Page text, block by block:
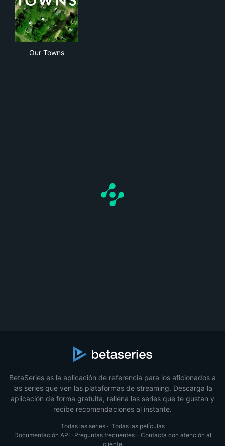
Our Towns
BetaSeries es la aplicación de referencia para los aficionados a
las series que ven las plataformas de streaming. Descarga la
aplicación de forma gratuita, rellena las series que te gustan y
recibe recomendaciones al instante.
Todas las series· Todas las películas
Documentación API · Preguntas frecuentes· Contacta con atención al
cliente